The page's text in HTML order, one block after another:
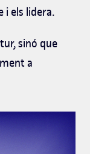
i els lidera.
sinó que
a